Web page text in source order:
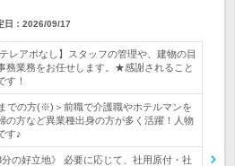
日： 2026/09/17
レアポなし】スタッフの管理や、建物の目
務業務をお任せします。★感謝されること
す！
での方(※)＞前職で介護職やホテルマンを
の方など異業種出身の方が多く活躍！人物
す♪
分の好立地》 必要に応じて、社用原付・社